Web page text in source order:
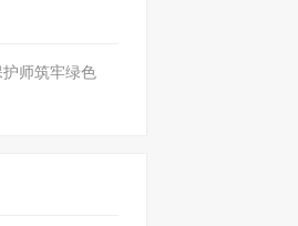
师筑牢绿色